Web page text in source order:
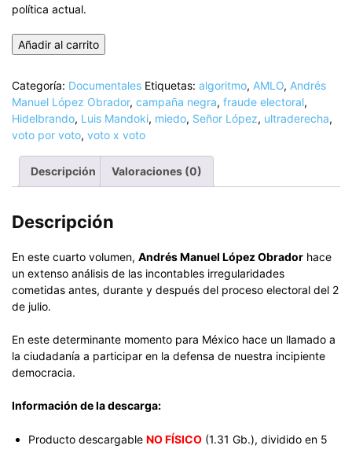
política actual.
¿Quién
es
Señor
López?
(Volumen
4)
cantidad
Añadir al carrito
Categoría: Documentales Etiquetas: algoritmo, AMLO, Andrés
Manuel López Obrador, campaña negra, fraude electoral,
Hidelbrando, Luis Mandoki, miedo, Señor López, ultraderecha,
voto por voto, voto x voto
Descripción Valoraciones (0)
Descripción
En este cuarto volumen, Andrés Manuel López Obrador hace
un extenso análisis de las incontables irregularidades
cometidas antes, durante y después del proceso electoral del 2
de julio.
En este determinante momento para México hace un llamado a
la ciudadanía a participar en la defensa de nuestra incipiente
democracia.
Información de la descarga:
Producto descargable NO FÍSICO (1.31 Gb.), dividido en 5